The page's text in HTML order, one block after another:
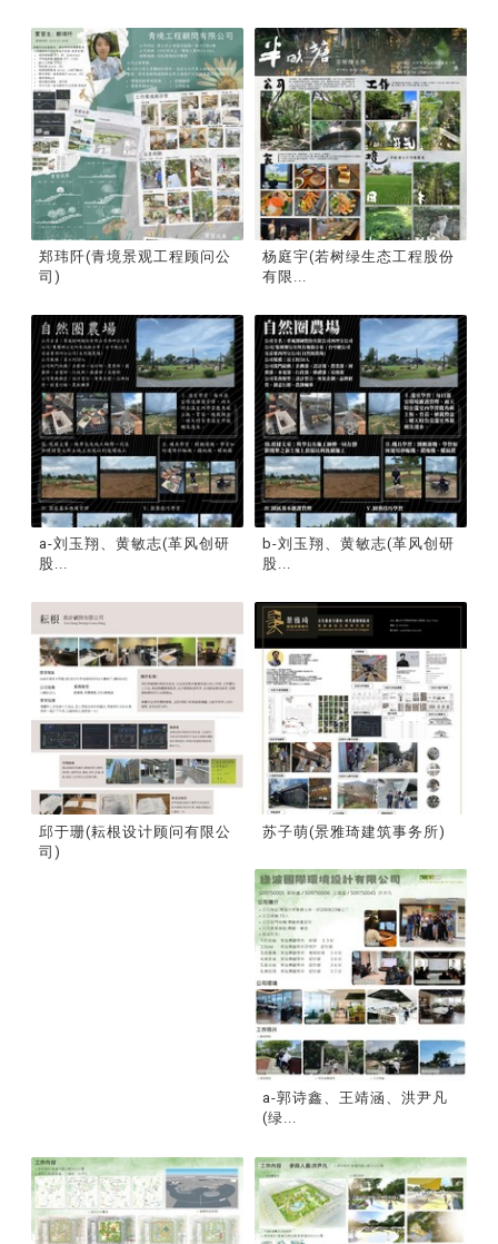
郑玮阡(青境景观工程顾问公
司)
杨庭宇(若树绿生态工程股份
有限...
a-刘玉翔、黄敏志(革风创研
股...
b-刘玉翔、黄敏志(革风创研
股...
邱于珊(耘根设计顾问有限公
司)
苏子萌(景雅琦建筑事务所)
a-郭诗鑫、王靖涵、洪尹凡
(绿...